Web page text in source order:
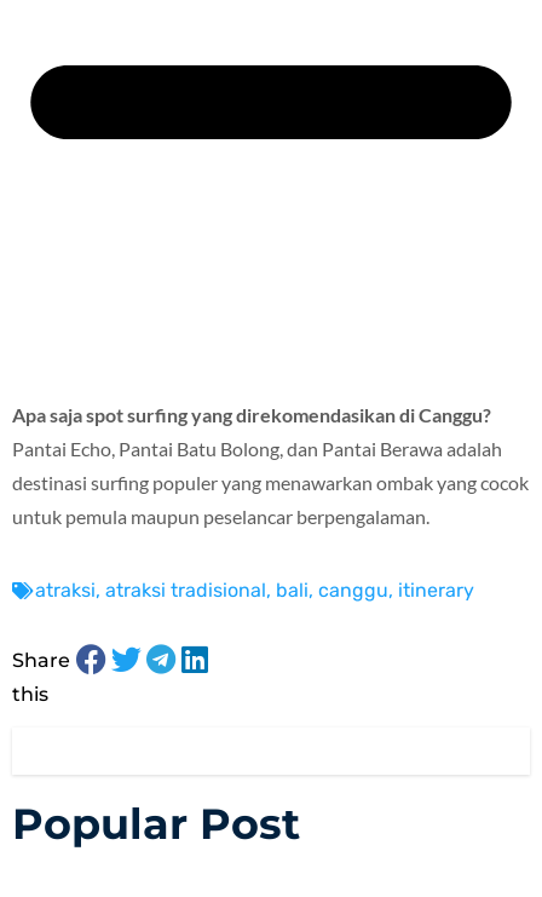
Apa saja spot surfing yang direkomendasikan di Canggu?
Pantai Echo, Pantai Batu Bolong, dan Pantai Berawa adalah
destinasi surfing populer yang menawarkan ombak yang cocok
untuk pemula maupun peselancar berpengalaman.
atraksi, atraksi tradisional, bali, canggu, itinerary
Share
this
Popular Post